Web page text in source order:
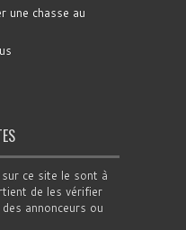
une chasse au
ce site le sont à
de les vérifier
annonceurs ou